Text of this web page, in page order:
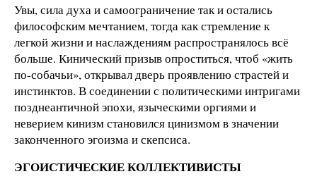
Увы, сила духа и самоограничение так и остались
философским мечтанием, тогда как стремление к
легкой жизни и наслаждениям распространялось всё
больше. Кинический призыв опроститься, чтоб «жить
по-собачьи», открывал дверь проявлению страстей и
инстинктов. В соединении с политическими интригами
позднеантичной эпохи, языческими оргиями и
неверием кинизм становился цинизмом в значении
законченного эгоизма и скепсиса.
ЭГОИСТИЧЕСКИЕ КОЛЛЕКТИВИСТЫ